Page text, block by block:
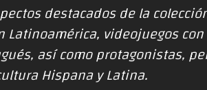
destacados de la
Latinoamérica, videojuegos
, así comoprotagonistas,
Hispana y Latina.